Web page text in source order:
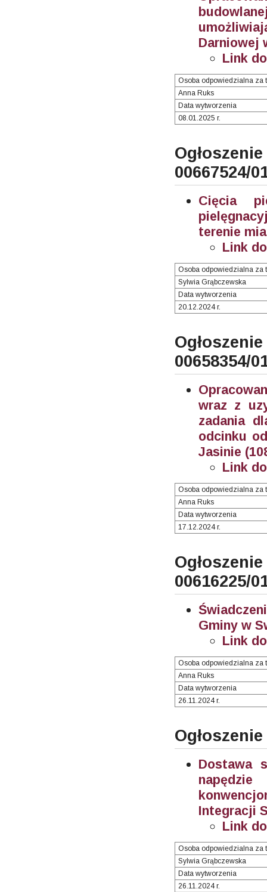
Darniowej
Link
Osoba odpowiedzialna za
Anna Ruks
Data wytworzenia
08.01.2025 r.
00667524/
Cięcia
terenie
Link
Osoba odpowiedzialna za
Sylwia Grąbczewska
Data wytworzenia
20.12.2024 r.
00658354/
wraz z
zadania
odcinku
Jasinie
Link
Osoba odpowiedzialna za
Anna Ruks
Data wytworzenia
17.12.2024 r.
00616225/
Gminy w
Link
Osoba odpowiedzialna za
Anna Ruks
Data wytworzenia
26.11.2024 r.
Dostawa
napędzie
Integracji
Link
Osoba odpowiedzialna za
Sylwia Grąbczewska
Data wytworzenia
26.11.2024 r.